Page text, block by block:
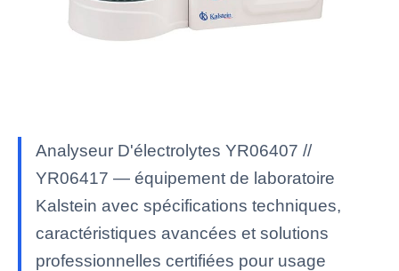
Analyseur D'électrolytes YR06407 //
YR06417 — équipement de laboratoire
Kalstein avec spécifications techniques,
caractéristiques avancées et solutions
professionnelles certifiées pour usage